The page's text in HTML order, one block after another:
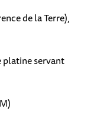
de la Terre),
platine servant